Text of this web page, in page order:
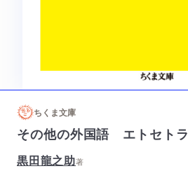
ちくま文庫
その他の外国語 エトセトラ
黒田龍之助著